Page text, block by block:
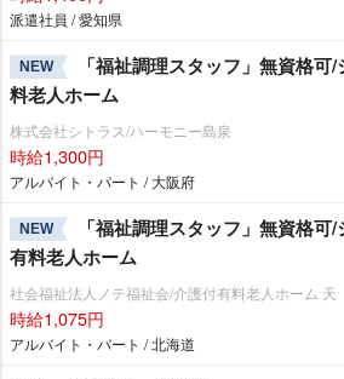
派遣社員 / 愛知県
NEW
「福祉調理スタッフ」無資格
料老人ホーム
株式会社シトラス/ハーモニー島泉
時給1,300円
アルバイト・パート / 大阪府
NEW
「福祉調理スタッフ」無資格可
有料老人ホーム
社会福祉法人ノテ福祉会/介護付有料老人ホーム 天
時給1,075円
アルバイト・パート / 北海道